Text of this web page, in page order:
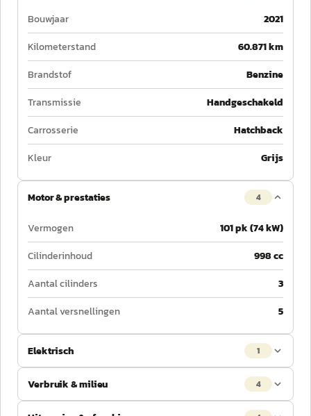
Bouwjaar
2021
Kilometerstand
60.871 km
Brandstof
Benzine
Transmissie
Handgeschakeld
Carrosserie
Hatchback
Kleur
Grijs
Motor & prestaties 4
Vermogen
101 pk (74 kW)
Cilinderinhoud
998 cc
Aantal cilinders
3
Aantal versnellingen
5
Elektrisch 1
Verbruik & milieu 4